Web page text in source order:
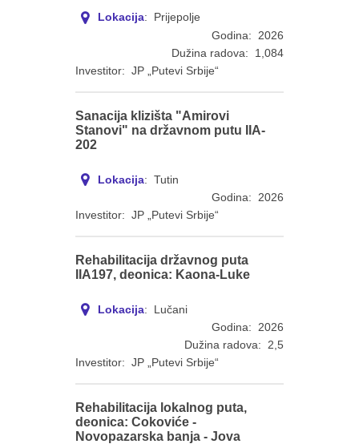
Lokacija: Prijepolje
Godina: 2026
Dužina radova: 1,084
Investitor: JP „Putevi Srbije“
Sanacija klizišta "Amirovi
Stanovi" na državnom putu IIA-
202
Lokacija: Tutin
Godina: 2026
Investitor: JP „Putevi Srbije“
Rehabilitacija državnog puta
IIA197, deonica: Kaona-Luke
Lokacija: Lučani
Godina: 2026
Dužina radova: 2,5
Investitor: JP „Putevi Srbije“
Rehabilitacija lokalnog puta,
deonica: Cokoviće -
Novopazarska banja - Jova